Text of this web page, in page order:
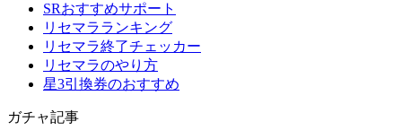
SRおすすめサポート
リセマラランキング
リセマラ終了チェッカー
リセマラのやり方
星3引換券のおすすめ
ガチャ記事